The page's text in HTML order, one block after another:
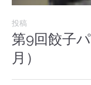
投稿
第9回餃子
月）